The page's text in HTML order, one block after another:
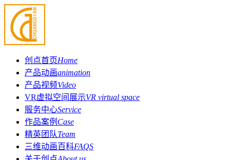
创点首页Home
产品动画animation
产品视频Video
VR虚拟空间展示VR virtual space
服务中心Service
作品案例 Case
精英团队Team
三维动画百科FAQS